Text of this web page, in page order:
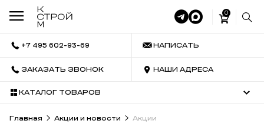
0
+7 495 602-93-69 НАПИСАТЬ
ЗАКАЗАТЬ ЗВОНОК НАШИ АДРЕСА
КАТАЛОГ ТОВАРОВ
Главная Акции и новости Акции